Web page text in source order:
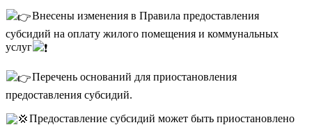
Внесены изменения в Правила предоставления
субсидий на оплату жилого помещения и коммунальных
услуг
Перечень оснований для приостановления
предоставления субсидий.
Предоставление субсидий может быть приостановлено